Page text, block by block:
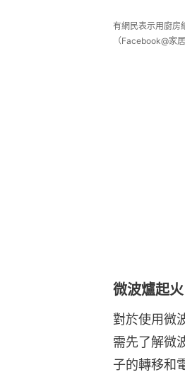
有網民表示用廚房
（Facebook@家
微波爐起
對於使用微
需先了解微
子的轉移和